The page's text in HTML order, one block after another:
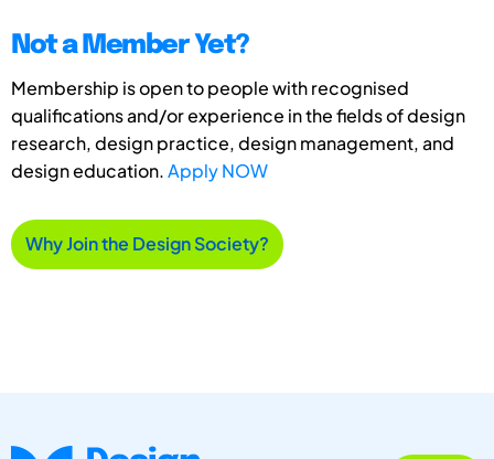
Not a Member Yet?
Membership is open to people with recognised
qualifications and/or experience in the fields of design
research, design practice, design management, and
design education.Apply NOW
Why Join the Design Society?